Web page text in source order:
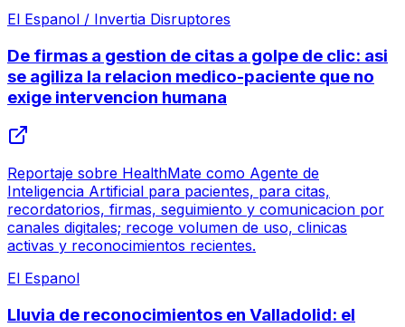
El Espanol / Invertia Disruptores
De firmas a gestion de citas a golpe de clic: asi
se agiliza la relacion medico-paciente que no
exige intervencion humana
Reportaje sobre HealthMate como Agente de
Inteligencia Artificial para pacientes, para citas,
recordatorios, firmas, seguimiento y comunicacion por
canales digitales; recoge volumen de uso, clinicas
activas y reconocimientos recientes.
El Espanol
Lluvia de reconocimientos en Valladolid: el